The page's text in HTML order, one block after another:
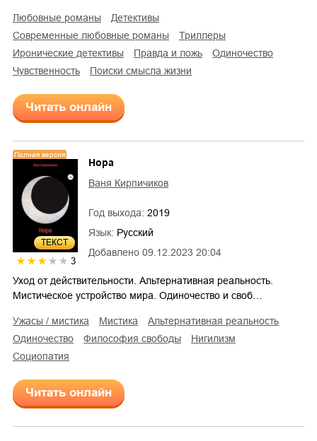
любовные романы
детективы
современные любовные романы
триллеры
иронические детективы
правда и ложь
одиночество
чувственность
поиски смысла жизни
Читать онлайн
ТЕКСТ
Полная версия
3
Добавлено 09.12.2023 20:04
Нора
Ваня Кирпичиков
Год выхода: 2019
Язык: Русский
Уход от действительности. Альтернативная реальность.
Мистическое устройство мира. Одиночество и своб…
ужасы / мистика мистика
альтернативная реальность
одиночество
философия свободы
нигилизм
социопатия
Читать онлайн